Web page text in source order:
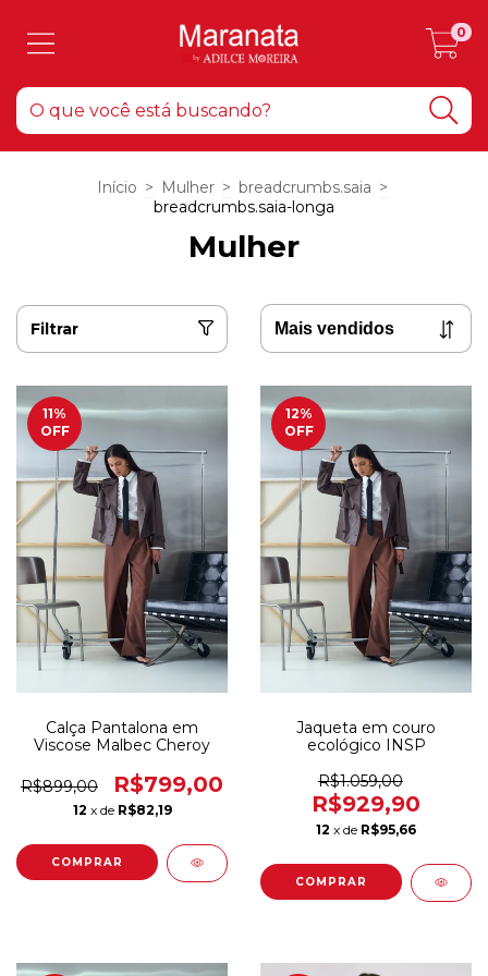
0
Início > Mulher > breadcrumbs.saia >
breadcrumbs.saia-longa
Mulher
Filtrar
11%
OFF
Calça Pantalona em
Viscose Malbec Cheroy
R$899,00 R$799,00
12 x de R$82,19
COMPRAR
12%
OFF
Jaqueta em couro
ecológico INSP
R$1.059,00
R$929,90
12 x de R$95,66
COMPRAR